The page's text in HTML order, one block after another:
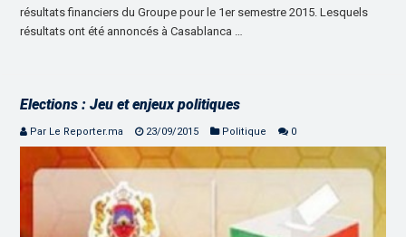
résultats financiers du Groupe pour le 1er semestre 2015. Lesquels
résultats ont été annoncés à Casablanca …
Elections : Jeu et enjeux politiques
Par Le Reporter.ma 23/09/2015 Politique 0